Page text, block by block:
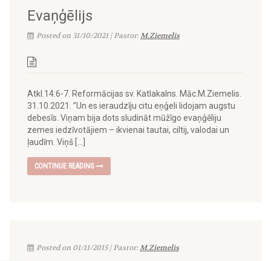
Evaņģēlijs
Posted on 31/10/2021 | Pastor:M.Ziemelis
Atkl.14:6-7. Reformācijas sv. Katlakalns. Māc.M.Ziemelis.
31.10.2021. ”Un es ieraudzīju citu eņģeli lidojam augstu
debesīs. Viņam bija dots sludināt mūžīgo evaņģēliju
zemes iedzīvotājiem – ikvienai tautai, ciltij, valodai un
ļaudīm. Viņš […]
CONTINUE READING
Posted on 01/11/2015 | Pastor:M.Ziemelis